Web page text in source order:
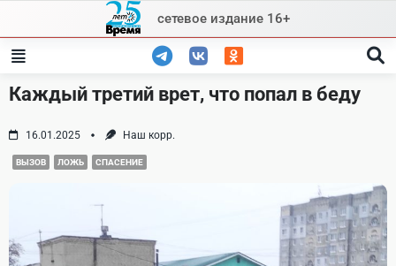
content
сетевое издание 16+
Каждый третий врет, что попал в беду
16.01.2025 Наш корр.
ВЫЗОВ ЛОЖЬ СПАСЕНИЕ